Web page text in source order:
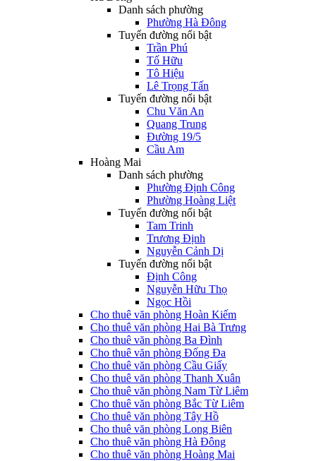
Danh sách phường
Phường Hà Đông
Tuyến đường nổi bật
Trần Phú
Tố Hữu
Tô Hiệu
Lê Trọng Tấn
Tuyến đường nổi bật
Chu Văn An
Quang Trung
Đường 19/5
Cầu Am
Hoàng Mai
Danh sách phường
Phường Định Công
Phường Hoàng Liệt
Tuyến đường nổi bật
Tam Trinh
Trương Định
Nguyễn Cảnh Dị
Tuyến đường nổi bật
Định Công
Nguyễn Hữu Thọ
Ngọc Hồi
Cho thuê văn phòng Hoàn Kiếm
Cho thuê văn phòng Hai Bà Trưng
Cho thuê văn phòng Ba Đình
Cho thuê văn phòng Đống Đa
Cho thuê văn phòng Cầu Giấy
Cho thuê văn phòng Thanh Xuân
Cho thuê văn phòng Nam Từ Liêm
Cho thuê văn phòng Bắc Từ Liêm
Cho thuê văn phòng Tây Hồ
Cho thuê văn phòng Long Biên
Cho thuê văn phòng Hà Đông
Cho thuê văn phòng Hoàng Mai